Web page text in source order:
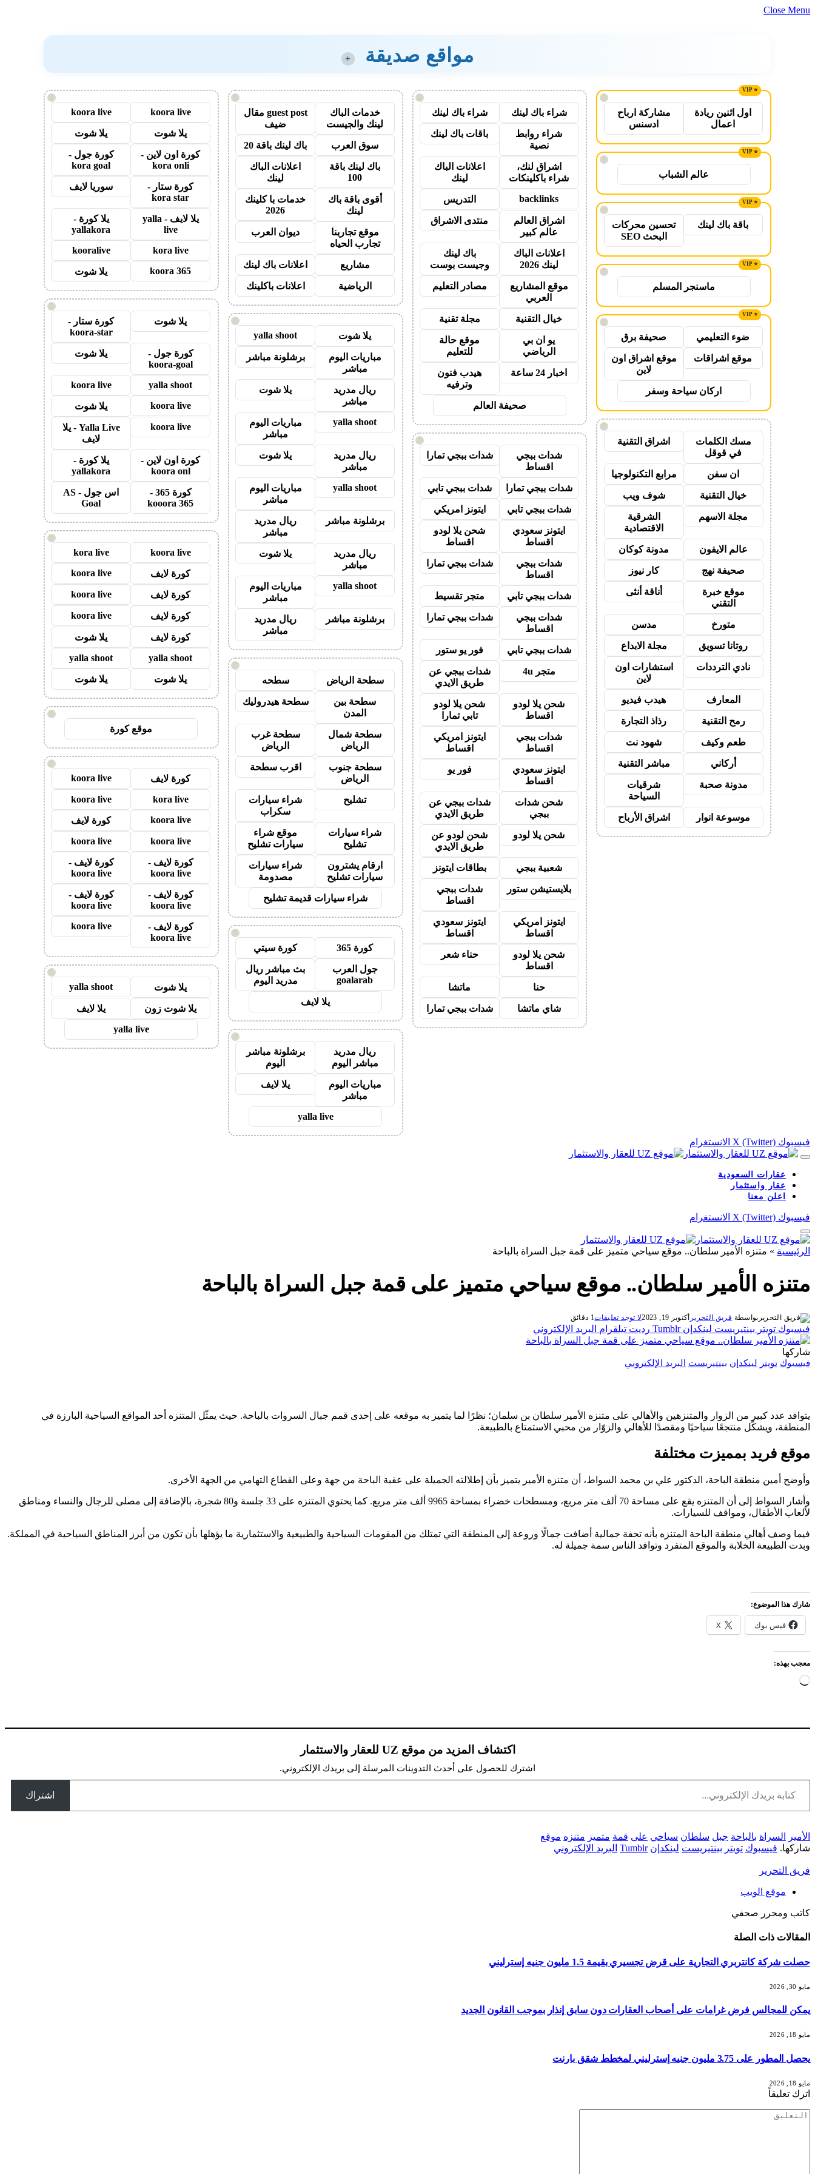
Close Menu
مواقع صديقة +
!
اول اثنين ريادة
اعمال
مشاركة ارباح
ادسنس
!
عالم الشباب
!
باقة باك لينك
تحسين محركات
البحث SEO
!
ماسنجر المسلم
!
ضوء التعليمي صحيفة برق
موقع اشراقات
موقع اشراق اون
لاين
اركان سياحة وسفر
!
مسك الكلمات
في قوقل
اشراق التقنية
ان سفن مرابع التكنولوجيا
خيال التقنية شوف ويب
مجلة الاسهم
الشرقية
الاقتصادية
عالم الايفون مدونة كوكان
صحيفة نهج كار نيوز
موقع خبرة
التقني
أناقة أنثى
متورخ مدسن
روتانا تسويق مجلة الابداع
نادي الترددات
استشارات اون
لاين
المعارف هيدب فيديو
رمح التقنية رذاذ التجارة
طعم وكيف شهود نت
أركاني مباشر التقنية
مدونة صحبة
شرقيات
السياحة
موسوعة انوار اشراق الأرباح
!
شراء باك لينك شراء باك لينك
شراء روابط
نصية
باقات باك لينك
اشراق لنك،
شراء باكلينكات
اعلانات الباك
لينك
backlinks
التدريس
اشراق العالم
عالم كبير
منتدى الاشراق
اعلانات الباك
لينك 2026
باك لينك
وجيست بوست
موقع المشاريع
العربي
مصادر التعليم
خيال التقنية مجلة تقنية
يو ان بي
الرياضي
موقع حالة
للتعليم
اخبار 24 ساعة
هيدب فنون
وترفيه
صحيفة العالم
!
شدات ببجي
اقساط
شدات ببجي تمارا
شدات ببجي تمارا شدات ببجي تابي
شدات ببجي تابي ايتونز امريكي
ايتونز سعودي
اقساط
شحن يلا لودو
اقساط
شدات ببجي
اقساط
شدات ببجي تمارا
شدات ببجي تابي متجر تقسيط
شدات ببجي
اقساط
شدات ببجي تمارا
شدات ببجي تابي فور يو ستور
متجر 4u
شدات ببجي عن
طريق الايدي
شحن يلا لودو
اقساط
شحن يلا لودو
تابي تمارا
شدات ببجي
اقساط
ايتونز امريكي
اقساط
ايتونز سعودي
اقساط
فور يو
شحن شدات
ببجي
شدات ببجي عن
طريق الايدي
شحن يلا لودو
شحن لودو عن
طريق الايدي
شعبية ببجي بطاقات ايتونز
بلايستيشن ستور
شدات ببجي
اقساط
ايتونز امريكي
اقساط
ايتونز سعودي
اقساط
شحن يلا لودو
اقساط
حناء شعر
حنا ماتشا
شاي ماتشا شدات ببجي تمارا
!
خدمات الباك
لينك والجيست
guest post مقال
ضيف
سوق العرب باك لينك باقة 20
باك لينك باقة
100
اعلانات الباك
لينك
أقوى باقة باك
لينك
خدمات با كلينك
2026
موقع تجاربنا
تجارب الحياه
ديوان العرب
مشاريع اعلانات باك لينك
الرياضية اعلانات باكلينك
!
يلا شوت yalla shoot
مباريات اليوم
مباشر
برشلونة مباشر
ريال مدريد
مباشر
يلا شوت
yalla shoot
مباريات اليوم
مباشر
ريال مدريد
مباشر
يلا شوت
yalla shoot
مباريات اليوم
مباشر
برشلونة مباشر
ريال مدريد
مباشر
ريال مدريد
مباشر
يلا شوت
yalla shoot
مباريات اليوم
مباشر
برشلونة مباشر
ريال مدريد
مباشر
!
سطحة الرياض سطحه
سطحة بين
المدن
سطحة هيدروليك
سطحة شمال
الرياض
سطحة غرب
الرياض
سطحة جنوب
الرياض
اقرب سطحة
تشليح
شراء سيارات
سكراب
شراء سيارات
تشليح
موقع شراء
سيارات تشليح
ارقام يشترون
سيارات تشليح
شراء سيارات
مصدومة
شراء سيارات قديمة تشليح
!
كورة 365 كورة سيتي
جول العرب
goalarab
بث مباشر ريال
مدريد اليوم
يلا لايف
!
ريال مدريد
مباشر اليوم
برشلونة مباشر
اليوم
مباريات اليوم
مباشر
يلا لايف
yalla live
!
koora live
koora live
يلا شوت يلا شوت
كورة اون لاين -
kora onli
كورة جول -
kora goal
كورة ستار -
kora star
سوريا لايف
يلا لايف - yalla
live
يلا كورة -
yallakora
kora live
kooralive
koora 365
يلا شوت
!
يلا شوت
كورة ستار -
koora-star
كورة جول -
koora-goal
يلا شوت
yalla shoot
koora live
koora live
يلا شوت
koora live
Yalla Live - يلا
لايف
كورة اون لاين -
koora onl
يلا كورة -
yallakora
كورة 365 -
kooora 365
اس جول - AS
Goal
!
koora live
kora live
كورة لايف koora live
كورة لايف koora live
كورة لايف koora live
كورة لايف
يلا شوت
yalla shoot
yalla shoot
يلا شوت يلا شوت
!
موقع كورة
!
كورة لايف koora live
kora live
koora live
koora live
كورة لايف
koora live
koora live
كورة لايف -
koora live
كورة لايف -
koora live
كورة لايف -
koora live
كورة لايف -
koora live
كورة لايف -
koora live
koora live
!
يلا شوت yalla shoot
يلا شوت زون
يلا لايف
yalla live
فيسبوك X (Twitter) الانستغرام
عقارات السعودية
عقار واستثمار
اعلن معنا
فيسبوك X (Twitter) الانستغرام
الرئيسية » متنزه الأمير سلطان.. موقع سياحي متميز على قمة جبل السراة بالباحة
متنزه الأمير سلطان.. موقع سياحي متميز على قمة جبل السراة بالباحة
بواسطة فريق التحرير أكتوبر 19, 2023 لا توجد تعليقات1 دقائق
فيسبوك تويتر بينتيريست لينكدإن Tumblr رديت تيلقرام البريد الإلكتروني
شاركها
فيسبوك تويتر لينكدإن بينتيريست البريد الإلكتروني
يتوافد عدد كبير من الزوار والمتنزهين والأهالي على متنزه الأمير سلطان بن سلمان؛ نظرًا لما يتميز به موقعه على إحدى قمم جبال السروات بالباحة. حيث يمثّل المتنزه أحد المواقع السياحية البارزة في
المنطقة، ويشكّل منتجعًا سياحيًا ومقصدًا للأهالي والزوّار من محبي الاستمتاع بالطبيعة.
موقع فريد بمميزت مختلفة
وأوضح أمين منطقة الباحة، الدكتور علي بن محمد السواط، أن متنزه الأمير يتميز بأن إطلالته الجميلة على عقبة الباحة من جهة وعلى القطاع التهامي من الجهة الأخرى.
وأشار السواط إلى أن المتنزه يقع على مساحة 70 ألف متر مربع، ومسطحات خضراء بمساحة 9965 ألف متر مربع. كما يحتوي المتنزه على 33 جلسة و80 شجرة، بالإضافة إلى مصلى للرجال والنساء ومناطق
لألعاب الأطفال، ومواقف للسيارات.
فيما وصف أهالي منطقة الباحة المتنزه بأنه تحفة جمالية أضافت جمالًا وروعة إلى المنطقة التي تمتلك من المقومات السياحية والطبيعية والاستثمارية ما يؤهلها بأن تكون من أبرز المناطق السياحية في المملكة.
وبدت الطبيعة الخلابة والموقع المتفرد وتوافد الناس سمة جميلة له.
شارك هذا الموضوع:
فيس بوك X
معجب بهذه:
جاري
اكتشاف المزيد من موقع UZ للعقار والاستثمار
اشترك للحصول على أحدث التدوينات المرسلة إلى بريدك الإلكتروني.
كتابة بريدك الإلكتروني...
اشتراك
الأمير السراة بالباحة جبل سلطان سياحي على قمة متميز متنزه موقع
شاركها. فيسبوك تويتر بينتيريست لينكدإن Tumblr البريد الإلكتروني
فريق التحرير
موقع الويب
كاتب ومحرر صحفي
المقالات ذات الصلة
حصلت شركة كانتربري التجارية على قرض تجسيري بقيمة 1.5 مليون جنيه إسترليني
مايو 30, 2026
يمكن للمجالس فرض غرامات على أصحاب العقارات دون سابق إنذار بموجب القانون الجديد
مايو 18, 2026
يحصل المطور على 3.75 مليون جنيه إسترليني لمخطط شقق بارنت
مايو 18, 2026
اترك تعليقاً